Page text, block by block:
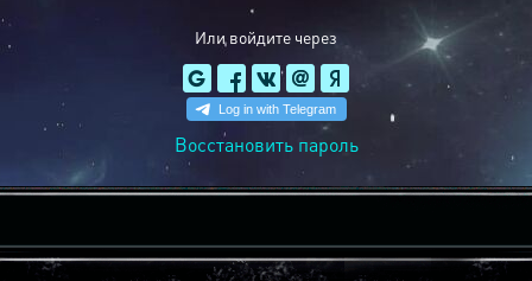
Или войдите через
Восстановить пароль